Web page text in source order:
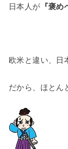
日本人が 『褒め
欧米と違い、日
だから、ほとん